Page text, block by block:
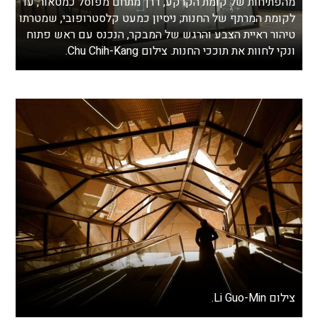
לקומת המרתף של החנות; ניסיון כמעט קלסטרופובי, שמטרתו
טיהור ראיית הצבע והרגש של המבקר, הנכנס עם ראש פתוח
ונקי לחוות את תוככי החנות. צילום Chu Chih-Kang.
צילום Li Guo-Min.